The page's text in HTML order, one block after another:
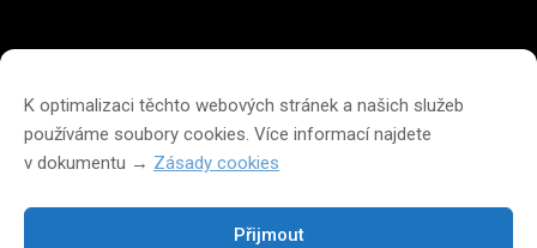
K optimalizaci těchto webových stránek a našich služeb
používáme soubory cookies. Více informací najdete
v dokumentu → Zásady cookies
Přijmout
Prohlášení o přístupnosti
Prohlášení o ochraně soukromí
Zásady cookies (EU)